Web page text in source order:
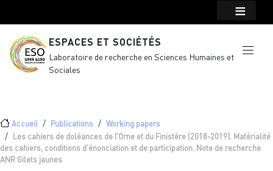
ESPACES ET SOCIÉTÉS
Laboratoire de recherche en Sciences Humaines et
Sociales
Fil d'Ariane
Accueil Publications
Working papers
Les cahiers de doléances de l’Orne et du Finistère (2018-2019). Matérialité
des cahiers, conditions d’énonciation et de participation. Note de recherche
ANR Gilets jaunes